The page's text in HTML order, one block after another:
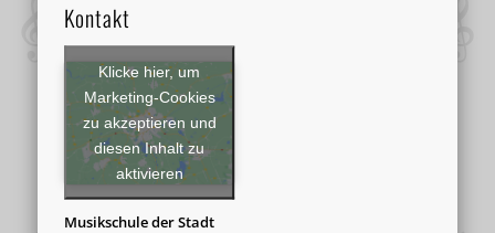
Kontakt
Klicke hier, um
Marketing-Cookies
zu akzeptieren und
diesen Inhalt zu
aktivieren
Musikschule der Stadt